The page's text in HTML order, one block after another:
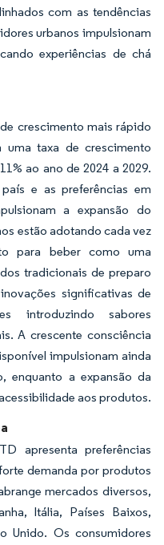
com as tendências
urbanos impulsionam
experiências de chá
crescimento mais rápido
taxa de crescimento
ao ano de 2024 a 2029.
e as preferências em
a expansão do
estão adotando cada vez
para beber como uma
tradicionais de preparo
significativas de
introduzindo sabores
A crescente consciência
impulsionam ainda
enquanto a expansão da
aos produtos.
apresenta preferências
demanda por produtos
mercados diversos,
Itália, Países Baixos,
Unido. Os consumidores